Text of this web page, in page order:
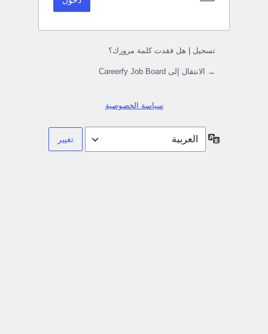
تسجيل هل فقدت كلمة مرورك؟
→ الانتقال إلى Careerfy Job Board
سياسة الخصوصية
اللغة